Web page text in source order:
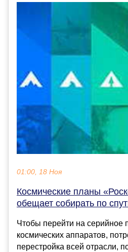
01:00, 18 Ноя
Космические планы
обещает собирать по
Чтобы перейти на серийное
космических аппаратов,
перестройка всей отрасли,